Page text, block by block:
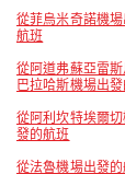
從菲烏米奇諾機場
航班
從阿道弗蘇亞雷斯
巴拉哈斯機場出發
從阿利坎特埃爾切
發的航班
從法魯機場出發的